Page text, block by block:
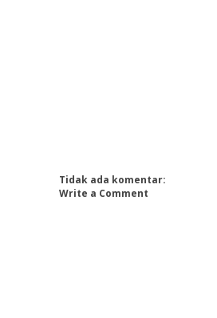
Tidak ada komentar:
Write a Comment